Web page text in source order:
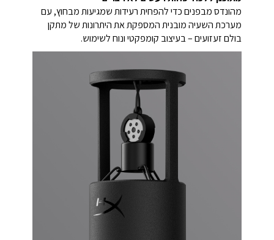
מהונדס מבפנים כדי להפחית רעידות שמגיעות מבחוץ, עם
מערכת השעיה מובנית המספקת את היתרונות של מתקן
בולם זעזועים – בעיצוב קומפקטי ונוח לשימוש.